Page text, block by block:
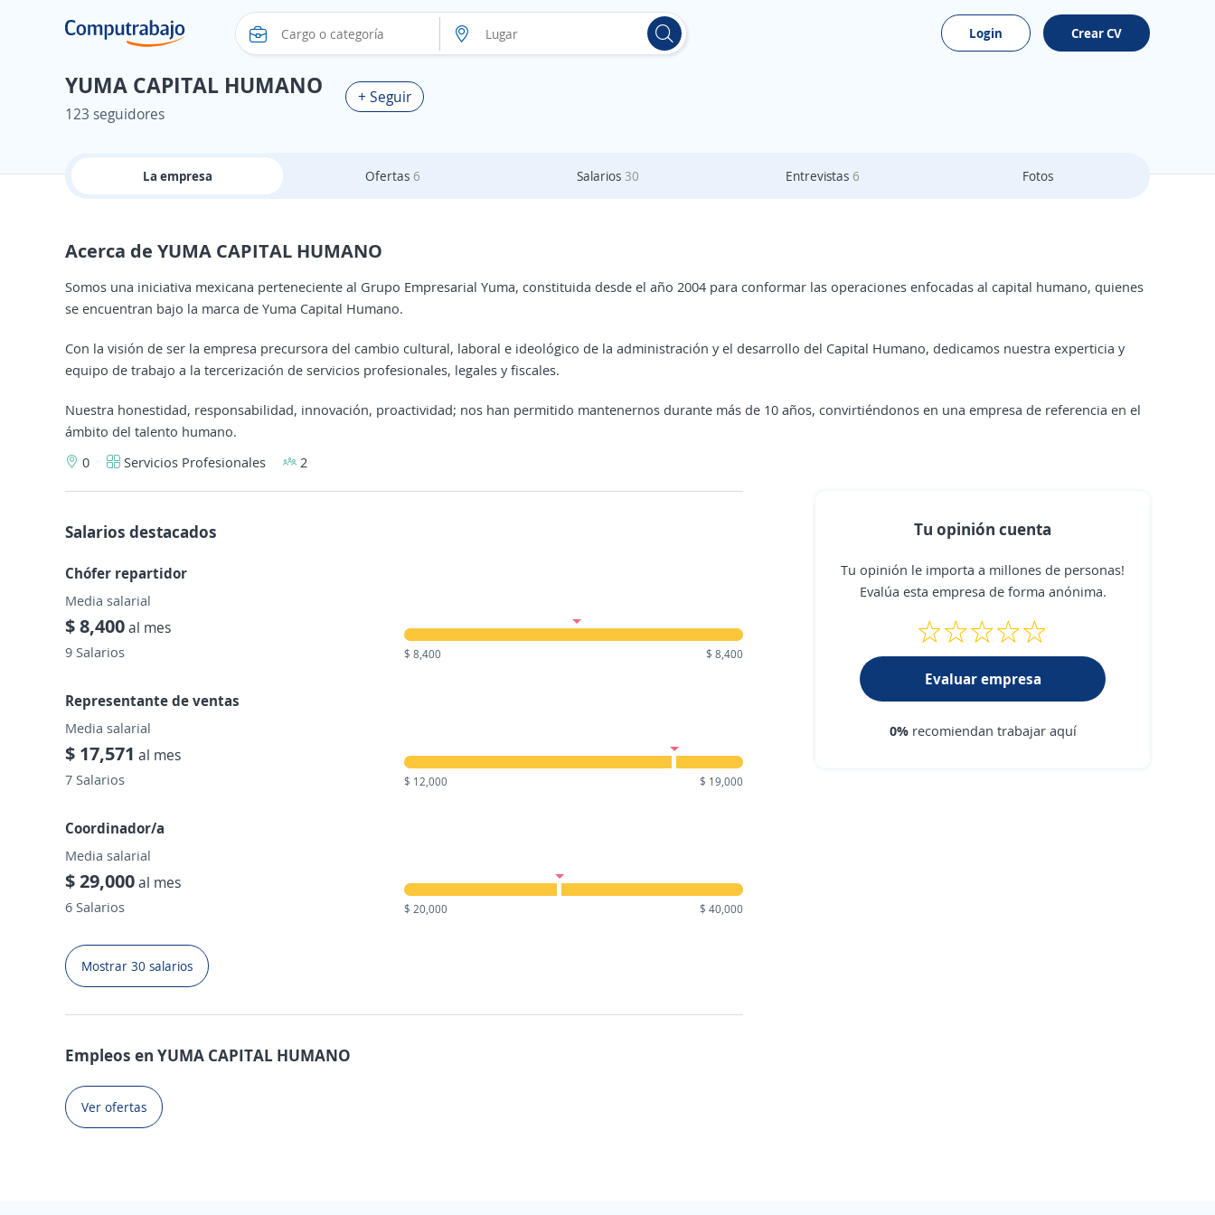
Login Crear CV
YUMA CAPITAL HUMANO
123 seguidores
+ Seguir
La empresa Ofertas 6 Salarios 30 Entrevistas 6 Fotos
Acerca de YUMA CAPITAL HUMANO
Somos una iniciativa mexicana perteneciente al Grupo Empresarial Yuma, constituida desde el año 2004 para conformar las operaciones enfocadas al capital humano, quienes
se encuentran bajo la marca de Yuma Capital Humano.
Con la visión de ser la empresa precursora del cambio cultural, laboral e ideológico de la administración y el desarrollo del Capital Humano, dedicamos nuestra experticia y
equipo de trabajo a la tercerización de servicios profesionales, legales y fiscales.
Nuestra honestidad, responsabilidad, innovación, proactividad; nos han permitido mantenernos durante más de 10 años, convirtiéndonos en una empresa de referencia en el
ámbito del talento humano.
0
Servicios Profesionales 2
Salarios destacados
Chófer repartidor
Media salarial
$ 8,400al mes
9 Salarios $ 8,400 $ 8,400
Representante de ventas
Media salarial
$ 17,571 al mes
7 Salarios $ 12,000 $ 19,000
Coordinador/a
Media salarial
$ 29,000al mes
6 Salarios $ 20,000 $ 40,000
Mostrar 30 salarios
Empleos en YUMA CAPITAL HUMANO
Ver ofertas
Tu opinión cuenta
Tu opinión le importa a millones de personas!
Evalúa esta empresa de forma anónima.
Evaluar empresa
0%recomiendan trabajar aquí